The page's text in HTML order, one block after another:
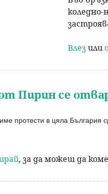
Влезили
Пирин се
протести в цяла България
, за да можеш да